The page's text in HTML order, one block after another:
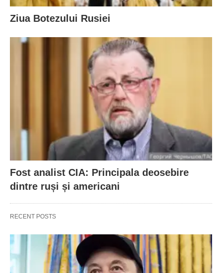
Ziua Botezului Rusiei
Fost analist CIA: Principala deosebire
dintre ruși și americani
RECENT POSTS